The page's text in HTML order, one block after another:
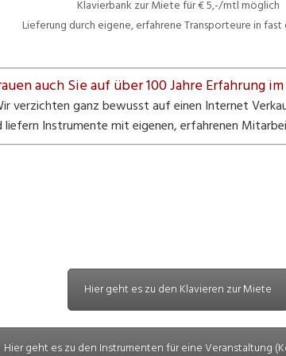
Klavierbank zur Miete für € 5,-/mtl möglich
Lieferung durch eigene, erfahrene Transporteure in fast
auch Sie auf über 100 Jahre Erfahrung
verzichten ganz bewusst auf einen Internet
liefern Instrumente mit eigenen, erfahrenen
Hier geht es zu den Klavieren zur Miete
Hier geht es zu den Instrumenten für eine Veranstaltung